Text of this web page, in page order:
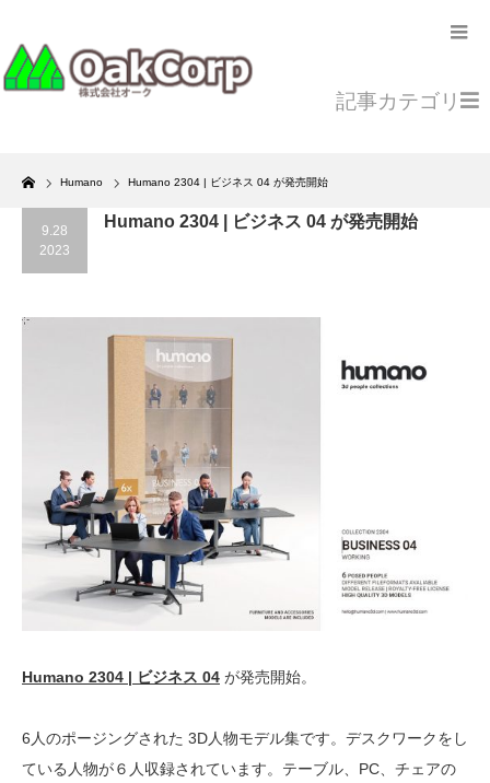
Home
Humano Humano 2304 | ビジネス 04 が発売開始
記事カテゴリ
9.28
2023
Humano 2304 | ビジネス 04 が発売開始
Humano 2304 | ビジネス 04 が発売開始。
6人のポージングされた 3D人物モデル集です。デスクワークをし
ている人物が６人収録されています。テーブル、PC、チェアの